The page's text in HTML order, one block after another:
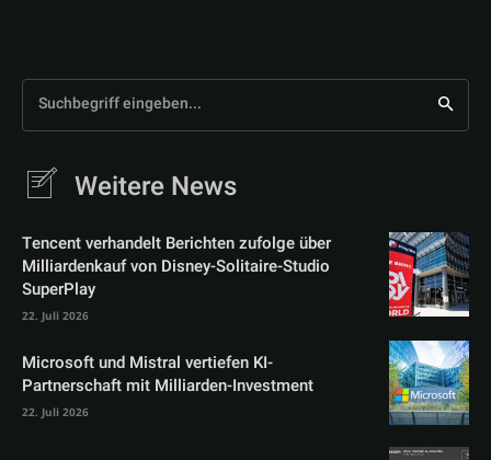
Suchbegriff eingeben...
Weitere News
Tencent verhandelt Berichten zufolge über
Milliardenkauf von Disney-Solitaire-Studio
SuperPlay
22. Juli 2026
Microsoft und Mistral vertiefen KI-
Partnerschaft mit Milliarden-Investment
22. Juli 2026